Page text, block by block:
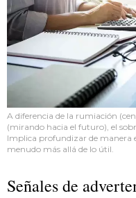
A diferencia de la rumiación
(mirando hacia el futuro), el
Implica profundizar de manera
menudo más allá de lo útil.
Señales de